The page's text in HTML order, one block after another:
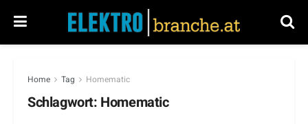
Home Tag Homematic
Schlagwort: Homematic